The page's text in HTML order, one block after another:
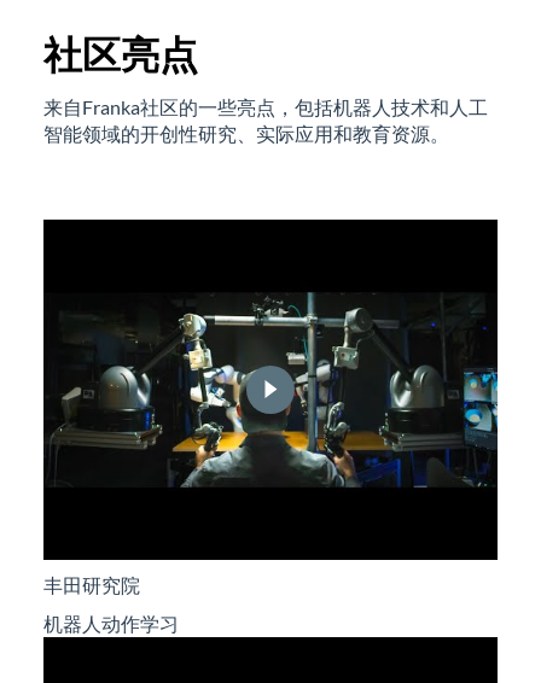
社区亮点
来自Franka社区的一些亮点，包括机器人技术和人工
智能领域的开创性研究、实际应用和教育资源。
丰田研究院
机器人动作学习